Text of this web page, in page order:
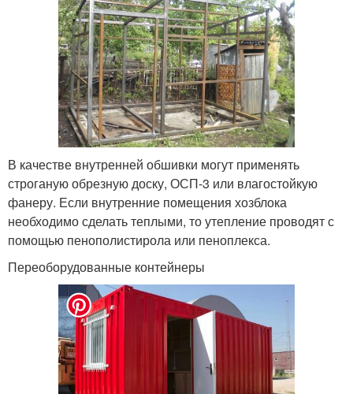
В качестве внутренней обшивки могут применять
строганую обрезную доску, ОСП-3 или влагостойкую
фанеру. Если внутренние помещения хозблока
необходимо сделать теплыми, то утепление проводят с
помощью пенополистирола или пеноплекса.
Переоборудованные контейнеры